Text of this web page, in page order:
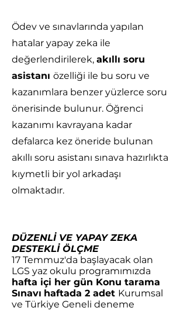
Ödev ve sınavlarında yapılan
hatalar yapay zeka ile
değerlendirilerek, akıllı soru
asistanı özelliği ile bu soru ve
kazanımlara benzer yüzlerce soru
önerisinde bulunur. Öğrenci
kazanımı kavrayana kadar
defalarca kez öneride bulunan
akıllı soru asistanı sınava hazırlıkta
kıymetli bir yol arkadaşı
olmaktadır.
DÜZENLİ VE YAPAY ZEKA
DESTEKLİ ÖLÇME
17 Temmuz'da başlayacak olan
LGS yaz okulu programımızda
hafta içi her gün Konu tarama
Sınavı haftada 2 adet Kurumsal
ve Türkiye Geneli deneme